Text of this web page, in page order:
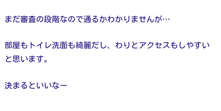
まだ審査の段階なので通るかわかりませんが…
部屋もトイレ洗面も綺麗だし、わりとアクセスもしやすい
と思います。
決まるといいなー